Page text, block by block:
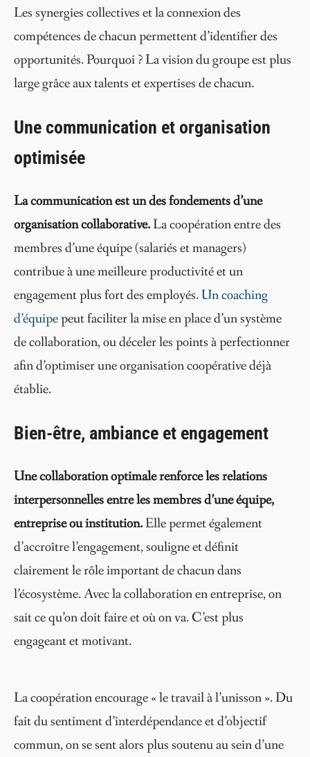
Les synergies collectives et la connexion des
compétences de chacun permettent d’identifier des
opportunités. Pourquoi ? La vision du groupe est plus
large grâce aux talents et expertises de chacun.
Une communication et organisation
optimisée
La communication est un des fondements d’une
organisation collaborative.La coopération entre des
membres d’une équipe (salariés et managers)
contribue à une meilleure productivité et un
engagement plus fort des employés.Un coaching
d’équipepeut faciliter la mise en place d’un système
de collaboration, ou déceler les points à perfectionner
afin d’optimiser une organisation coopérative déjà
établie.
Bien-être, ambiance et engagement
Une collaboration optimale renforce les relations
interpersonnelles entre les membres d’une équipe,
entreprise ou institution.Elle permet également
d’accroître l’engagement, souligne et définit
clairement le rôle important de chacun dans
l’écosystème. Avec la collaboration en entreprise, on
sait ce qu’on doit faire et où on va. C’est plus
engageant et motivant.
La coopération encourage « le travail à l’unisson ». Du
fait du sentiment d’interdépendance et d’objectif
commun, on se sent alors plus soutenu au sein d’une